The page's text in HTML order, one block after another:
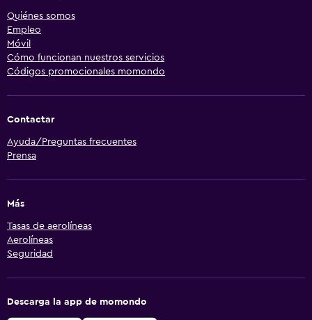
Quiénes somos
Empleo
Móvil
Cómo funcionan nuestros servicios
Códigos promocionales momondo
Contactar
Ayuda/Preguntas frecuentes
Prensa
Más
Tasas de aerolíneas
Aerolíneas
Seguridad
Descarga la app de momondo